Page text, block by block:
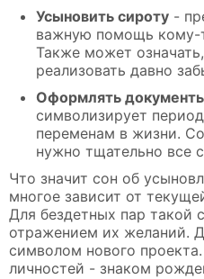
Усыновить сироту -
важную помощь кому-
Также может
реализовать давно
Оформлять
символизирует
переменам в жизни.
нужно тщательно все
Что значит сон об
многое зависит от
Для бездетных пар
отражением их желаний.
символом нового
личностей - знаком